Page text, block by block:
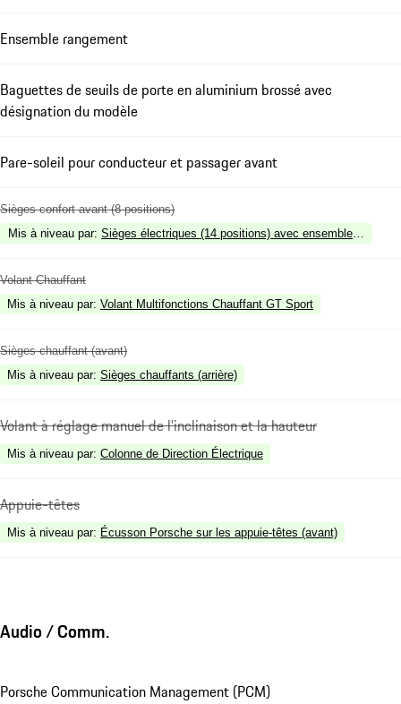
Ensemble rangement
Baguettes de seuils de porte en aluminium brossé avec
désignation du modèle
Pare-soleil pour conducteur et passager avant
Sièges confort avant (8 positions)
Mis à niveau par: Sièges électriques (14 positions) avec ensemble mémoire
Volant Chauffant
Mis à niveau par: Volant Multifonctions Chauffant GT Sport
Sièges chauffant (avant)
Mis à niveau par: Sièges chauffants (arrière)
Volant à réglage manuel de l'inclinaison et la hauteur
Mis à niveau par: Colonne de Direction Électrique
Appuie-têtes
Mis à niveau par: Écusson Porsche sur les appuie-têtes (avant)
Audio / Comm.
Porsche Communication Management (PCM)